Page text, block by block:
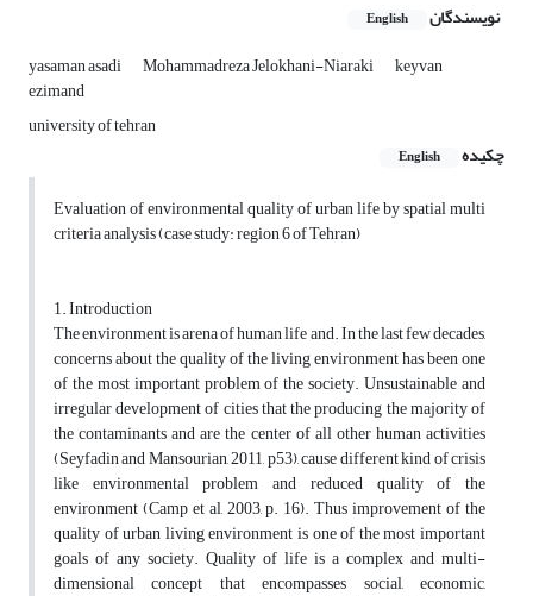
نویسندگان English
yasaman asadi Mohammadreza Jelokhani-Niaraki keyvan
ezimand
university of tehran
چکیده
English
Evaluation of environmental quality of urban life by spatial multi
criteria analysis (case study: region 6 of Tehran)
1. Introduction
The environment is arena of human life and. In the last few decades,
concerns about the quality of the living environment has been one
of the most important problem of the society. Unsustainable and
irregular development of cities that the producing the majority of
the contaminants and are the center of all other human activities
(Seyfadin and Mansourian, 2011, p53), cause different kind of crisis
like environmental problem and reduced quality of the
environment (Camp et al, 2003, p. 16). Thus improvement of the
quality of urban living environment is one of the most important
goals of any society. Quality of life is a complex and multi-
dimensional concept that encompasses social, economic,